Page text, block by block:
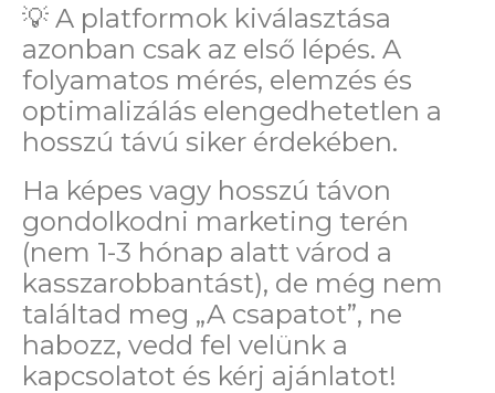
💡 A platformok kiválasztása
azonban csak az első lépés. A
folyamatos mérés, elemzés és
optimalizálás elengedhetetlen a
hosszú távú siker érdekében.
Ha képes vagy hosszú távon
gondolkodni marketing terén
(nem 1-3 hónap alatt várod a
kasszarobbantást), de még nem
találtad meg „A csapatot”, ne
habozz, vedd fel velünk a
kapcsolatot és kérj ajánlatot!